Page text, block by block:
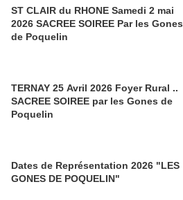
ST CLAIR du RHONE Samedi 2 mai
2026 SACREE SOIREE Par les Gones
de Poquelin
TERNAY 25 Avril 2026 Foyer Rural ..
SACREE SOIREE par les Gones de
Poquelin
Dates de Représentation 2026 "LES
GONES DE POQUELIN"